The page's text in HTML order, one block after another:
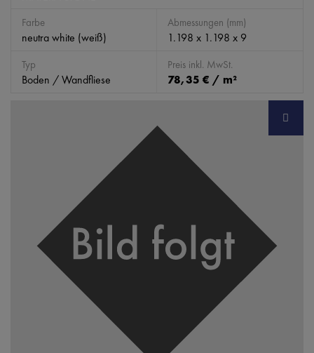
Farbe
neutra white (weiß)
Abmessungen (mm)
1.198 x 1.198 x 9
Typ
Boden / Wandfliese
Preis inkl. MwSt.
78,35 € / m²